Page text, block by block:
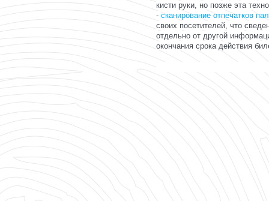
кисти руки, но позже эта
- сканирование отпечатков
своих посетителей, что
отдельно от другой
окончания срока действия